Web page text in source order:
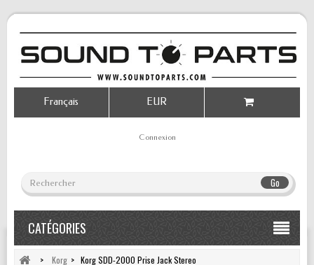
Go
Connexion
EUR
Français
CATÉGORIES
> Korg > Korg SDD-2000 Prise Jack Stereo